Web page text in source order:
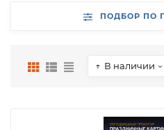
ПОДБОР ПО
В наличии